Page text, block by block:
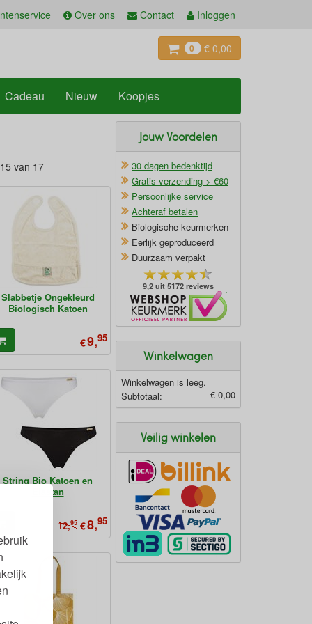
Over ons Contact Inloggen
0 € 0,00
Cadeau Nieuw Koopjes
van 17
Slabbetje Ongekleurd
Biologisch Katoen
€9,95
String Bio Katoen en
Elastan
12,95 €8,95
Jouw Voordelen
30 dagen bedenktijd
Gratis verzending > €60
Persoonlijke service
Achteraf betalen
Biologische keurmerken
Eerlijk geproduceerd
Duurzaam verpakt
9,2 uit 5172 reviews
Winkelwagen
Winkelwagen is leeg.
Subtotaal:
€ 0,00
Veilig winkelen